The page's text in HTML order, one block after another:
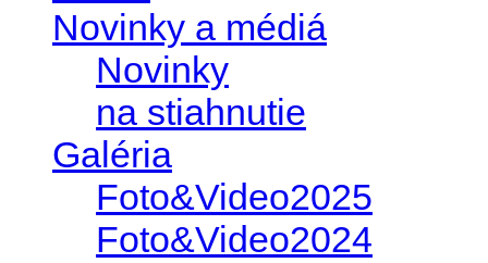
Novinky a médiá
Novinky
na stiahnutie
Galéria
Foto&Video2025
Foto&Video2024